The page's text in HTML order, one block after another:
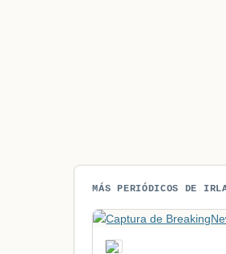
MÁS PERIÓDICOS DE